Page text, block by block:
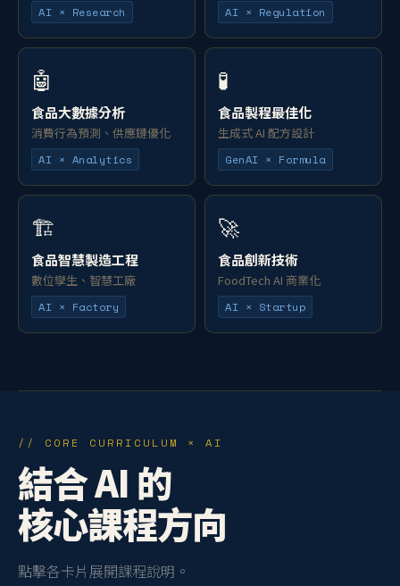
AI × Research AI × Regulation
🤖
食品大數據分析
消費行為預測、供應鏈優化
AI × Analytics
🧪
食品製程最佳化
生成式 AI 配方設計
GenAI × Formula
🏗️
食品智慧製造工程
數位孿生、智慧工廠
AI × Factory
🚀
食品創新技術
FoodTech AI 商業化
AI × Startup
// CORE CURRICULUM × AI
結合 AI 的
核心課程方向
點擊各卡片展開課程說明。